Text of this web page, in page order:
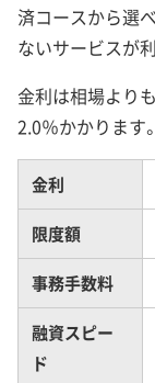
済コースから選
ないサービスが
金利は相場より
2.0％かかります。
金利
限度額
事務手数料
融資スピー
ド